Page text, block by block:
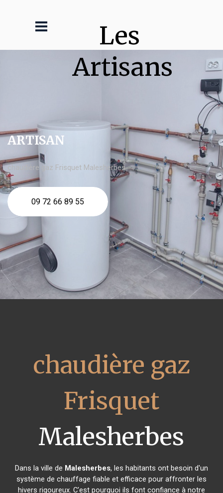
Les
Artisans
ARTISAN
chaudière gaz Frisquet Malesherbes
09 72 66 89 55
chaudière gaz
Frisquet
Malesherbes
Dans la ville de Malesherbes, les habitants ont besoin d'un
système de chauffage fiable et efficace pour affronter les
hivers rigoureux. C'est pourquoi ils font confiance à notre